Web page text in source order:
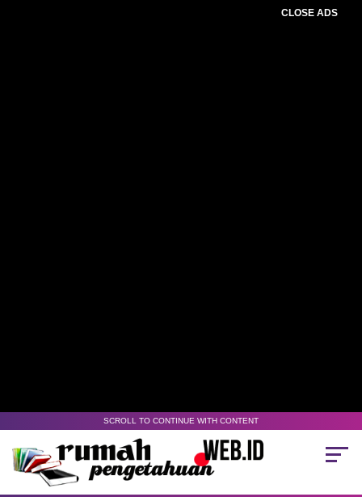
CLOSE ADS
SCROLL TO CONTINUE WITH CONTENT